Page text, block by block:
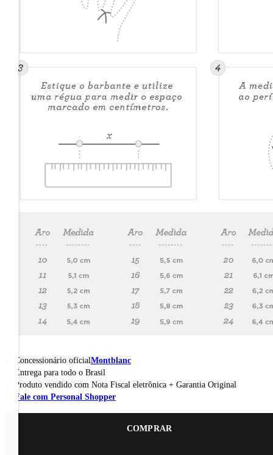
Concessionário oficialMontblanc
Entrega para todo o Brasil
Produto vendido com Nota Fiscal eletrônica + Garantia Original
Fale com Personal Shopper
COMPRAR